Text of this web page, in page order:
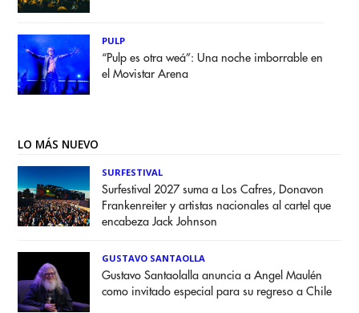
PULP
“Pulp es otra weá”: Una noche imborrable en
el Movistar Arena
LO MÁS NUEVO
SURFESTIVAL
Surfestival 2027 suma a Los Cafres, Donavon
Frankenreiter y artistas nacionales al cartel que
encabeza Jack Johnson
GUSTAVO SANTAOLLA
Gustavo Santaolalla anuncia a Angel Maulén
como invitado especial para su regreso a Chile